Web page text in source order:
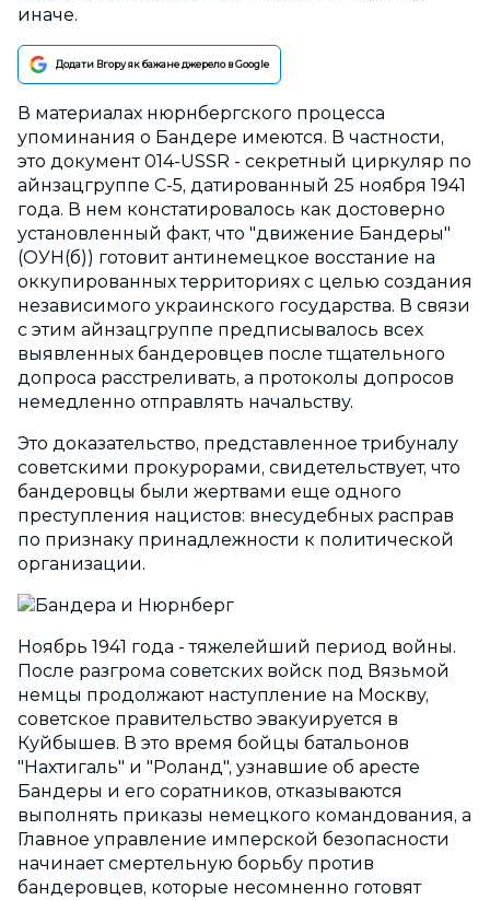
иначе.
Додати Вгору як бажане джерело в Google
В материалах нюрнбергского процесса
упоминания о Бандере имеются. В частности,
это документ 014-USSR - секретный циркуляр по
айнзацгруппе С-5, датированный 25 ноября 1941
года. В нем констатировалось как достоверно
установленный факт, что "движение Бандеры"
(ОУН(б)) готовит антинемецкое восстание на
оккупированных территориях с целью создания
независимого украинского государства. В связи
с этим айнзацгруппе предписывалось всех
выявленных бандеровцев после тщательного
допроса расстреливать, а протоколы допросов
немедленно отправлять начальству.
Это доказательство, представленное трибуналу
советскими прокурорами, свидетельствует, что
бандеровцы были жертвами еще одного
преступления нацистов: внесудебных расправ
по признаку принадлежности к политической
организации.
Ноябрь 1941 года - тяжелейший период войны.
После разгрома советских войск под Вязьмой
немцы продолжают наступление на Москву,
советское правительство эвакуируется в
Куйбышев. В это время бойцы батальонов
"Нахтигаль" и "Роланд", узнавшие об аресте
Бандеры и его соратников, отказываются
выполнять приказы немецкого командования, а
Главное управление имперской безопасности
начинает смертельную борьбу против
бандеровцев, которые несомненно готовят